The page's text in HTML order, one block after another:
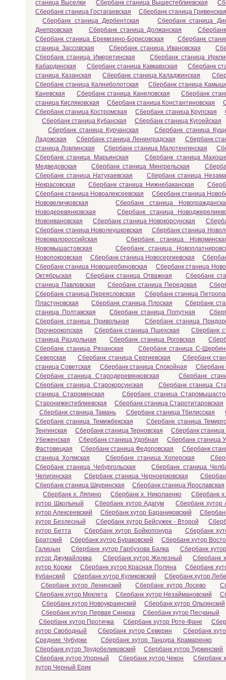
станица Выселки Сбербанк станица Вышестеблиевская
Сбербанк станица Гостагаевская
Сбербанк станица Гривенская
Сбербанк станица Дербентская
Сбербанк станица
Днепровская
Сбербанк станица Должанская
Сбербанк станица Еремизино-Борисовская
Сбербанк
станица Зассовская
Сбербанк станица Ивановская
Сбербанк станица Имеретинская
Сбербанк станица
Кабардинская
Сбербанк станица Кавкавзская
Сбербанк
станица Казанская
Сбербанк станица Каладжинская
Сбербанк станица Калниболотская
Сбербанк станица
Каневская
Сбербанк станица Канеловская
Сбербанк
станица Кисляковская
Сбербанк станица Константиновская
Сбербанк станица Костромская
Сбербанк станица Крупская
Сбербанк станица Кубанская
Сбербанк станица Кугоейская
Сбербанк станица Курчанская
Сбербанк станица
Ладожская
Сбербанк станица Ленинградская
Сбербанк
станица Ловлинская
Сбербанк станица Малотенгинская
Сбербанк станица Марьянская
Сбербанк станица
Медведовская
Сбербанк станица Мингрельская
Сбербанк станица Натухаевская
Сбербанк станица
Некрасовская
Сбербанк станица Нижнебаканская
Сбербанк станица Новоалексеевская
Сбербанк станица
Нововеличковская
Сбербанк станица
Новодеревянковская
Сбербанк станица
Новоивановская
Сбербанк станица Новокорсунская
Сбербанк станица Новолеушковская
Сбербанк станица
Новомалороссийская
Сбербанк станица
Новомышастовская
Сбербанк станица
Новопокровская
Сбербанк станица Новосергиевская
Сбербанк станица Новощербиновская
Сбербанк станица
Октябрьская
Сбербанк станица Отважная
Сбербанк
станица Павловская
Сбербанк станица Передовая
Сбербанк станица Переясловская
Сбербанк станица
Пластуновская
Сбербанк станица Плоская
Сбербанк
станица Полтавская
Сбербанк станица Попутная
Сбербанк станица Привольная
Сбербанк станица
Прочноокопская
Сбербанк станица Пшехская
Сбербанк
станица Раздольная
Сбербанк станица Роговская
Сбербанк станица Рязанская
Сбербанк станица С-
Северская
Сбербанк станица Сергиевская
Сбербанк
станица Советская
Сбербанк станица Спокойная
Сбербанк
Сбербанк станица Стародеревянковская
Сбербанк
Сбербанк станица Старокорсунская
Сбербанк станица
станица Староминская
Сбербанк станица
Старонижестеблиевская
Сбербанк станица Старотитаровская
Сбербанк станица Тамань
Сбербанк станица Тбилисская
Сбербанк станица Темижбекская
Сбербанк станица
Тенгинская
Сбербанк станица Терновская
Сбербанк станица
Убеженская
Сбербанк станица Удобная
Сбербанк станица
Фастовецкая
Сбербанк станица Федоровская
Сбербанк
станица Холмская
Сбербанк станица Хоперская
Сбербанк станица Чебургольская
Сбербанк станица
Чепигинская
Сбербанк станица Черноерковская
Сбербанк станица Шкуринская
Сбербанк станица Ярославская
Сбербанк х. Ляпино
Сбербанк х. Николаенко
Сбербанк
хутор Школьный
Сбербанк хутор Адагум
Сбербанк хутор
хутор Алексеевский
Сбербанк хутор Бараниковский
хутор Безлесный
Сбербанк хутор Бейсужек - Второй
хутор Бетта
Сбербанк хутор Бойкопонура
Сбербанк
Братский
Сбербанк хутор Бураковский
Сбербанк хутор
Галицын
Сбербанк хутор Гарбузова Балка
Сбербанк
хутор Джумайловка
Сбербанк хутор Железный
Сбербанк
хутор Коржи
Сбербанк хутор Красная Поляна
Сбербанк
Кубанский
Сбербанк хутор Куликовский
Сбербанк хутор
Сбербанк хутор Ленинский
Сбербанк хутор Лосево
Сбербанк хутор Меклета
Сбербанк хутор Незаймановский
Сбербанк хутор Новоукраинский
Сбербанк хутор Ольгинский
Сбербанк хутор Первая Синюха
Сбербанк хутор Песчаный
Сбербанк хутор Протичка
Сбербанк хутор Роте-Фане
хутор Свободный
Сбербанк хутор Северин
Сбербанк
Средние Чубурки
Сбербанк хутор Танцура Крамаренко
Сбербанк хутор Трудобеликовский
Сбербанк хутор Туркинский
Сбербанк хутор Упорный
Сбербанк хутор Чекон
Сбербанк
хутор Черный Ерик